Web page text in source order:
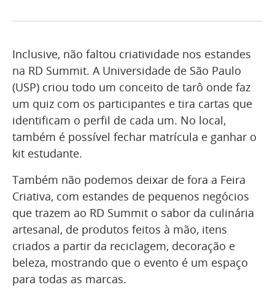
Inclusive, não faltou criatividade nos estandes
na RD Summit. A Universidade de São Paulo
(USP) criou todo um conceito de tarô onde faz
um quiz com os participantes e tira cartas que
identificam o perfil de cada um. No local,
também é possível fechar matrícula e ganhar o
kit estudante.
Também não podemos deixar de fora a Feira
Criativa, com estandes de pequenos negócios
que trazem ao RD Summit o sabor da culinária
artesanal, de produtos feitos à mão, itens
criados a partir da reciclagem, decoração e
beleza, mostrando que o evento é um espaço
para todas as marcas.